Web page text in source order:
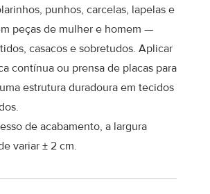
punhos, carcelas, lapelas e
peças de mulher e homem —
casacos e sobretudos. Aplicar
contínua ou prensa de placas para
estrutura duradoura em tecidos
de acabamento, a largura
variar ± 2 cm.